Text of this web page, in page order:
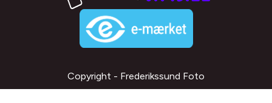
Copyright - Frederikssund Foto